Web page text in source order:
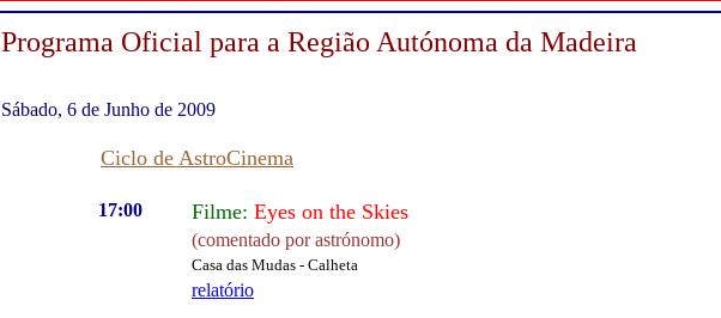
Programa Oficial para a Região Autónoma da Madeira
Sábado, 6 de Junho de 2009
Ciclo de AstroCinema
17:00 Filme: Eyes on the Skies
(comentado por astrónomo)
Casa das Mudas - Calheta
relatório